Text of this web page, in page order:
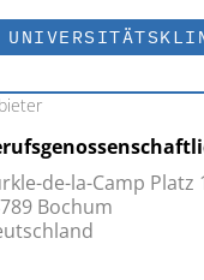
de-la-Camp Platz
Bochum